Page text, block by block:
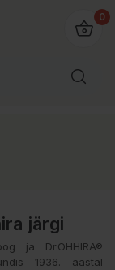
0
järgi
ja Dr.OHHIRA®
1936. aastal